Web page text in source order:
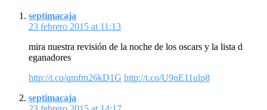
septimacaja
23 febrero 2015 at 11:13
mira nuestra revisión de la noche de los oscars y la lista d
eganadores
http://t.co/qmfm26kD1G http://t.co/U9nE11ulp8
septimacaja